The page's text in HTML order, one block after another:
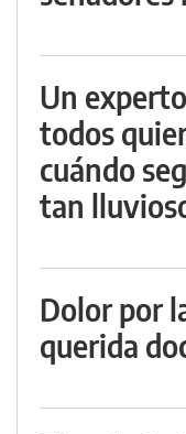
Un
todos
cuándo
tan
Dolor por
querida